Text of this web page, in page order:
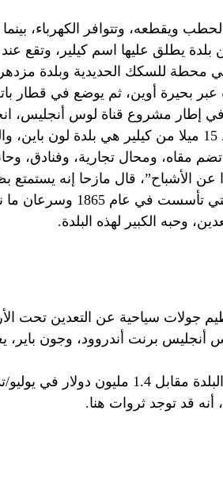
ويقطعه، وتتوافر الكهرباء، بينما
يطلق عليها اسم كيلير، وتقع
محطة للسكك الحديدية وبلدة
عبر بحيرة أوين، ثم يوضع في قطار
إطار مشروع قناة لوس أنجليس، انخفض
وتوجد بلدة أخرى على بعد 15 ميلا من كيلير هي
تضم مقاه، ومحال تجارية، وفنادق،
عن الأشباح”، قال مازحا إنه يستمتع
وحبه الكبير لهذه البلدة.
سياحية عن التعدين تحت
أنجليس برنت أندروود، وجون باير،
تموز العام الماضي.
قد توجد ثروات هنا.